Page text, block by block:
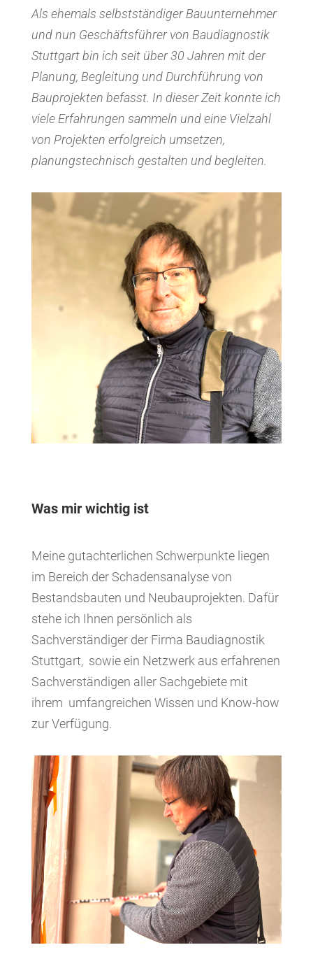
Als ehemals selbstständiger Bauunternehmer
und nun Geschäftsführer von Baudiagnostik
Stuttgart bin ich seit über 30 Jahren mit der
Planung, Begleitung und Durchführung von
Bauprojekten befasst. In dieser Zeit konnte ich
viele Erfahrungen sammeln und eine Vielzahl
von Projekten erfolgreich umsetzen,
planungstechnisch gestalten und begleiten.
Was mir wichtig ist
Meine gutachterlichen Schwerpunkte liegen
im Bereich der Schadensanalyse von
Bestandsbauten und Neubauprojekten. Dafür
stehe ich Ihnen persönlich als
Sachverständiger der Firma Baudiagnostik
Stuttgart, sowie ein Netzwerk aus erfahrenen
Sachverständigen aller Sachgebiete mit
ihrem umfangreichen Wissen und Know-how
zur Verfügung.